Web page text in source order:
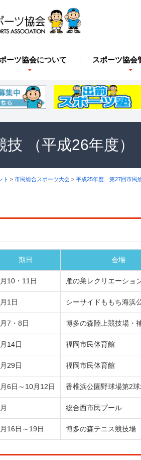
ーツ協会について スポーツ協会
技 （平成26年度）
ト > 市民総合スポーツ大会 > 平成25年度 第27回市民
期日 会場
10・11日 雁の巣レクリエーショ
1日 シーサイドももち海浜
7・8日 博多の森陸上競技場・
14日 福岡市民体育館
29日 福岡市民体育館
6日～10月12日 香椎浜公園野球場第2
総合西市民プール
16日～19日 博多の森テニス競技場